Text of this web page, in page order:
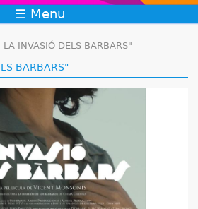
☰ Menu
LA INVASIÓ DELS BARBARS"
BARBARS"